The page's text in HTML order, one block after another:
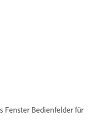
Fenster Bedienfelder für